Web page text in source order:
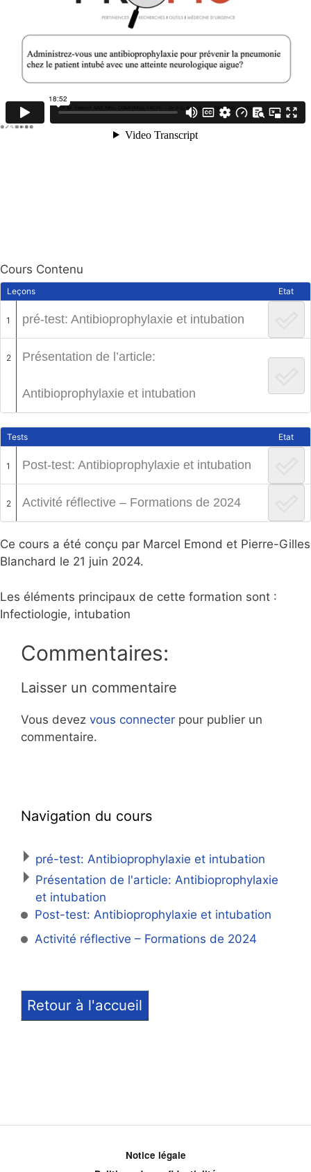
Cours Contenu
Leçons Etat
1 pré-test: Antibioprophylaxie et intubation
2 Présentation de l’article:
Antibioprophylaxie et intubation
Tests Etat
1 Post-test: Antibioprophylaxie et intubation
2 Activité réflective – Formations de 2024
Ce cours a été conçu par Marcel Emond et Pierre-Gilles
Blanchard le 21 juin 2024.
Les éléments principaux de cette formation sont :
Infectiologie, intubation
Commentaires:
Laisser un commentaire
Vous devez vous connecter pour publier un
commentaire.
Navigation du cours
pré-test: Antibioprophylaxie et intubation
Présentation de l'article: Antibioprophylaxie
et intubation
Post-test: Antibioprophylaxie et intubation
Activité réflective – Formations de 2024
Retour à l'accueil
Notice légale